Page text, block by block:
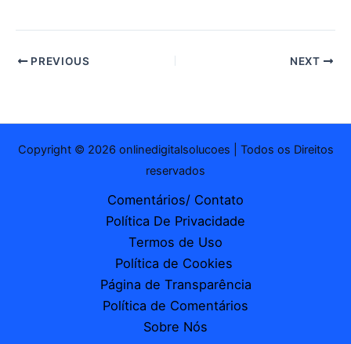
PREVIOUS NEXT
Copyright © 2026 onlinedigitalsolucoes | Todos os Direitos
reservados
Comentários/ Contato
Política De Privacidade
Termos de Uso
Política de Cookies
Página de Transparência
Política de Comentários
Sobre Nós